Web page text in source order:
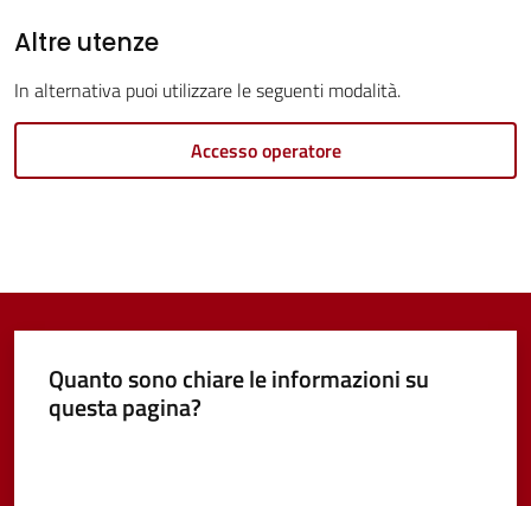
Castel
Guelfo
Tutti
gli
argomenti...
Menu selezionato
Altre utenze
In alternativa puoi utilizzare le seguenti modalità.
Accesso operatore
Quanto sono chiare le informazioni su
questa pagina?